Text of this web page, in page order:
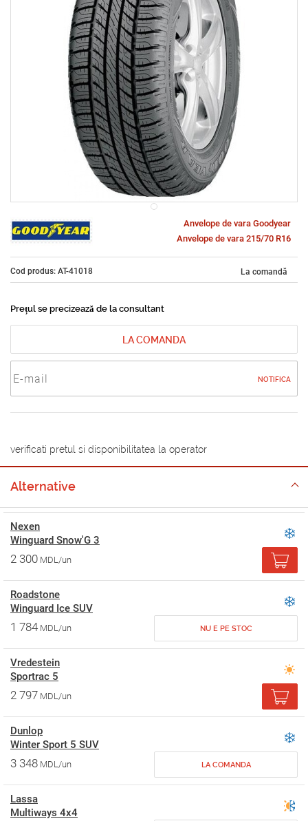
Anvelope de vara Goodyear
Anvelope de vara 215/70 R16
Cod produs: AT-41018 La comandă
Prețul se precizează de la consultant
LA COMANDA
NOTIFICA
verificati pretul si disponibilitatea la operator
Alternative
Nexen
Winguard Snow'G 3
2 300 MDL/un
Roadstone
Winguard Ice SUV
1 784 MDL/un NU E PE STOC
Vredestein
Sportrac 5
2 797 MDL/un
Dunlop
Winter Sport 5 SUV
3 348 MDL/un LA COMANDA
Lassa
Multiways 4х4